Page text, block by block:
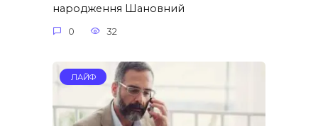
народження Шановний
0 32
ЛАЙФ